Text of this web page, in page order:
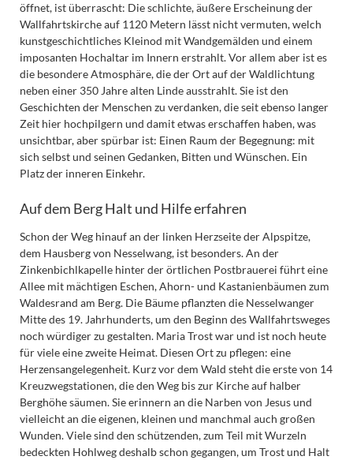
öffnet, ist überrascht: Die schlichte, äußere Erscheinung der
Wallfahrtskirche auf 1120 Metern lässt nicht vermuten, welch
kunstgeschichtliches Kleinod mit Wandgemälden und einem
imposanten Hochaltar im Innern erstrahlt. Vor allem aber ist es
die besondere Atmosphäre, die der Ort auf der Waldlichtung
neben einer 350 Jahre alten Linde ausstrahlt. Sie ist den
Geschichten der Menschen zu verdanken, die seit ebenso langer
Zeit hier hochpilgern und damit etwas erschaffen haben, was
unsichtbar, aber spürbar ist: Einen Raum der Begegnung: mit
sich selbst und seinen Gedanken, Bitten und Wünschen. Ein
Platz der inneren Einkehr.
Auf dem Berg Halt und Hilfe erfahren
Schon der Weg hinauf an der linken Herzseite der Alpspitze,
dem Hausberg von Nesselwang, ist besonders. An der
Zinkenbichlkapelle hinter der örtlichen Postbrauerei führt eine
Allee mit mächtigen Eschen, Ahorn- und Kastanienbäumen zum
Waldesrand am Berg. Die Bäume pflanzten die Nesselwanger
Mitte des 19. Jahrhunderts, um den Beginn des Wallfahrtsweges
noch würdiger zu gestalten. Maria Trost war und ist noch heute
für viele eine zweite Heimat. Diesen Ort zu pflegen: eine
Herzensangelegenheit. Kurz vor dem Wald steht die erste von 14
Kreuzwegstationen, die den Weg bis zur Kirche auf halber
Berghöhe säumen. Sie erinnern an die Narben von Jesus und
vielleicht an die eigenen, kleinen und manchmal auch großen
Wunden. Viele sind den schützenden, zum Teil mit Wurzeln
bedeckten Hohlweg deshalb schon gegangen, um Trost und Halt